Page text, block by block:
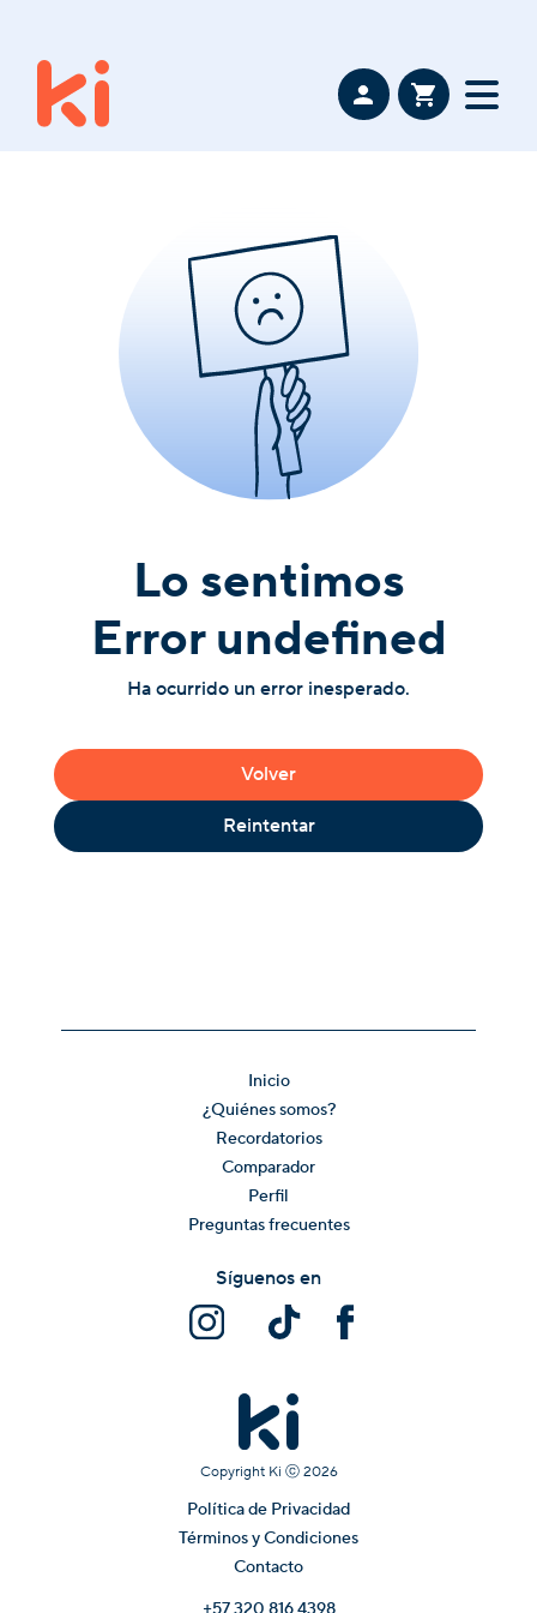
Lo sentimos
Error undefined
Ha ocurrido un error inesperado.
Volver
Reintentar
Inicio
¿Quiénes somos?
Recordatorios
Comparador
Perfil
Preguntas frecuentes
Copyright Ki ⓒ 2026
Política de Privacidad
Términos y Condiciones
Contacto
Síguenos en